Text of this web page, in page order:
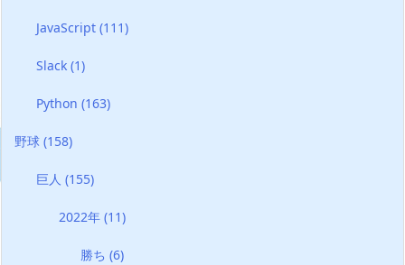
JavaScript(111)
Slack(1)
Python(163)
野球 (158)
巨人(155)
2022年 (11)
勝ち(6)